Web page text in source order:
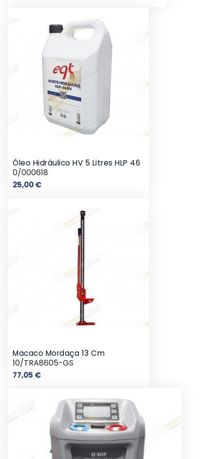
Óleo Hidráulico HV 5 Litres HLP 46
0/000618
25,00 €Preço
Macaco Mordaça 13 Cm
10/TRA8605-GS
77,05 €Preço